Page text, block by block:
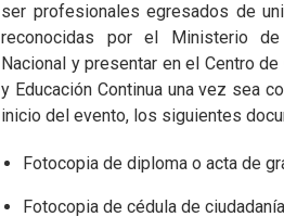
ser profesionales egresados de
reconocidas por el Ministerio de
Nacional y presentar en el Centro
y Educación Continua una vez sea
inicio del evento, los siguientes
Fotocopia de diploma o acta de
Fotocopia de cédula de